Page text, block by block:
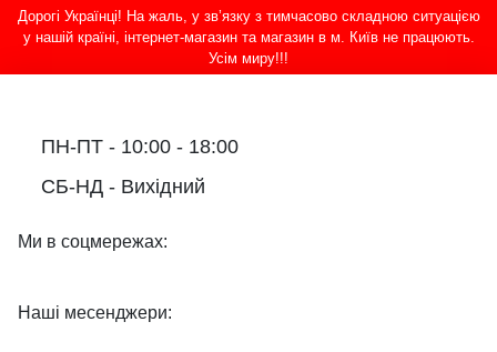
Дорогі Українці! На жаль, у зв’язку з тимчасово складною ситуацією
у нашій країні, інтернет-магазин та магазин в м. Київ не працюють.
Усім миру!!!
ПН-ПТ - 10:00 - 18:00
СБ-НД - Вихідний
Ми в соцмережах:
Наші месенджери: